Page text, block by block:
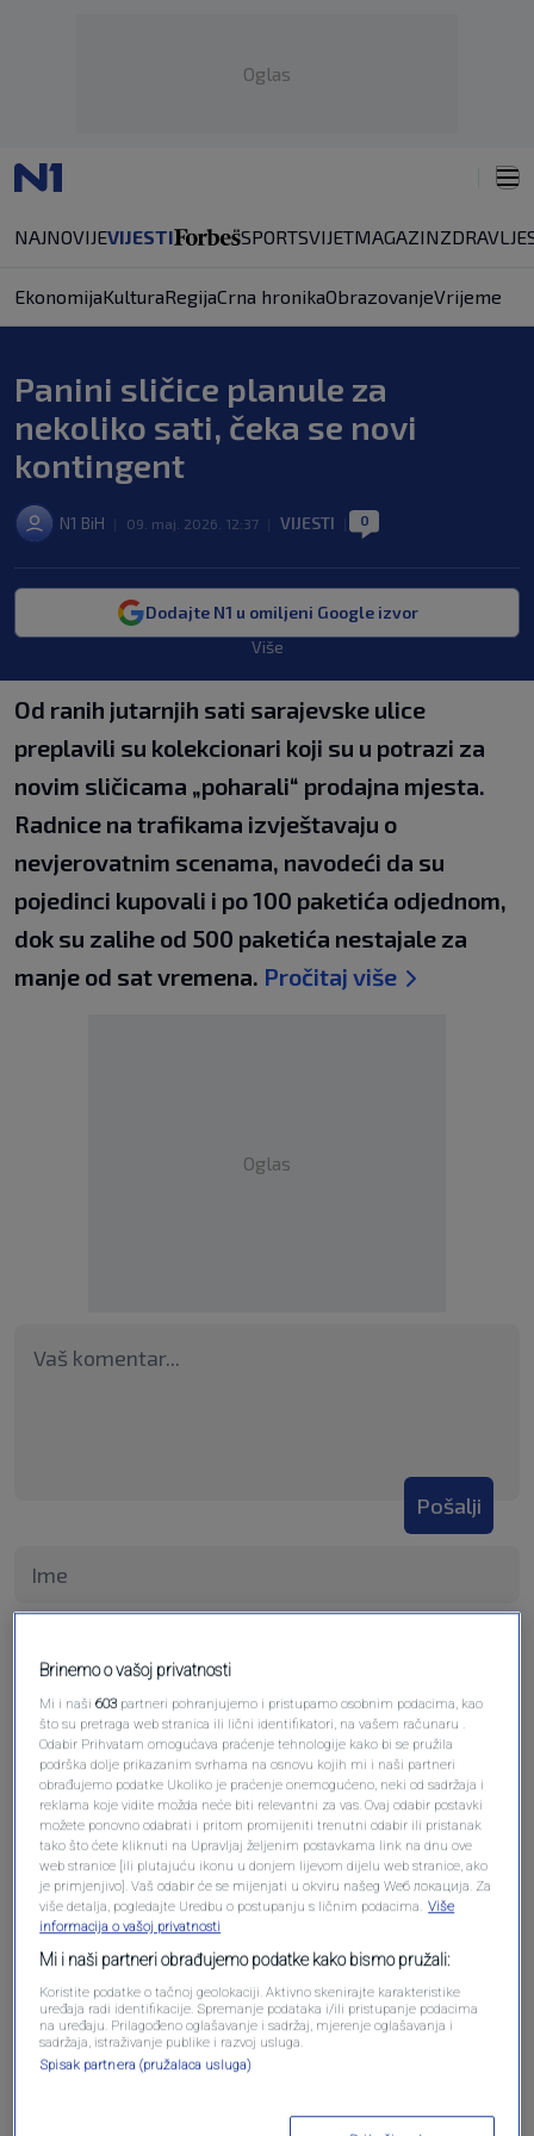
Oglas
NAJNOVIJEVIJESTI SPORTSVIJETMAGAZINZDRAVLJE
EkonomijaKulturaRegijaCrna hronikaObrazovanjeVrijeme
Panini sličice planule za
nekoliko sati, čeka se novi
kontingent
N1 BiH 09. maj. 2026. 12:37 VIJESTI 0
Dodajte N1 u omiljeni Google izvor
Više
Od ranih jutarnjih sati sarajevske ulice
preplavili su kolekcionari koji su u potrazi za
novim sličicama „poharali“ prodajna mjesta.
Radnice na trafikama izvještavaju o
nevjerovatnim scenama, navodeći da su
pojedinci kupovali i po 100 paketića odjednom,
dok su zalihe od 500 paketića nestajale za
manje od sat vremena. Pročitaj više
Oglas
Pošalji
Pošalji komentar
Oglas
Brinemo o vašoj privatnosti
Mi i naši603 partneri pohranjujemo i pristupamo osobnim podacima, kao
što su pretraga web stranica ili lični identifikatori, na vašem računaru .
Odabir Prihvatam omogućava praćenje tehnologije kako bi se pružila
podrška dolje prikazanim svrhama na osnovu kojih mi i naši partneri
obrađujemo podatke Ukoliko je praćenje onemogućeno, neki od sadržaja i
reklama koje vidite možda neće biti relevantni za vas. Ovaj odabir postavki
možete ponovno odabrati i pritom promijeniti trenutni odabir ili pristanak
tako što ćete kliknuti na Upravljaj željenim postavkama link na dnu ove
web stranice [ili plutajuću ikonu u donjem lijevom dijelu web stranice, ako
je primjenjivo]. Vaš odabir će se mijenjati u okviru našeg Wеб локација. Za
više detalja, pogledajte Uredbu o postupanju s ličnim podacima. Više
informacija o vašoj privatnosti
Mi i naši partneri obrađujemo podatke kako bismo pružali:
Koristite podatke o tačnoj geolokaciji. Aktivno skenirajte karakteristike
uređaja radi identifikacije. Spremanje podataka i/ili pristupanje podacima
na uređaju. Prilagođeno oglašavanje i sadržaj, mjerenje oglašavanja i
sadržaja, istraživanje publike i razvoj usluga.
Spisak partnera (pružalaca usluga)